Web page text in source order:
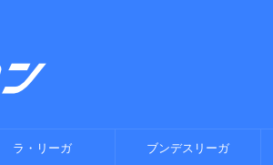
ラ・リーガ ブンデスリーガ